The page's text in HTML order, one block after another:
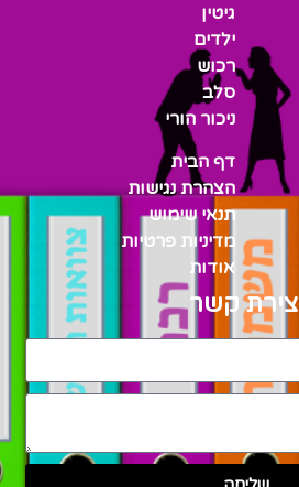
גיטין
ילדים
רכוש
סלב
ניכור הורי
דף הבית
הצהרת נגישות
תנאי שימוש
מדיניות פרטיות
אודות
קשר